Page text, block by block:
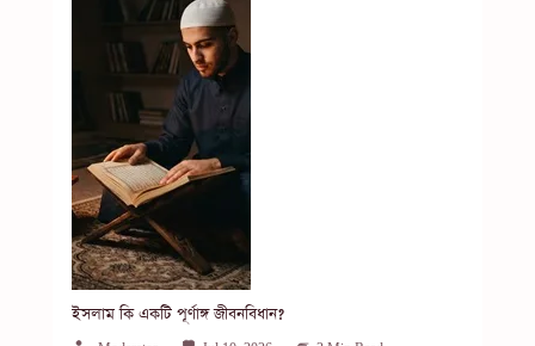
ইসলাম কি একটি পূর্ণাঙ্গ জীবনবিধান?